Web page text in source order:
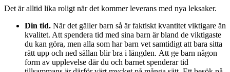
Det är alltid lika roligt när det kommer leverans med nya leksaker.
Din tid. När det gäller barn så är faktiskt kvantitet viktigare än
kvalitet. Att spendera tid med sina barn är bland de viktigaste
du kan göra, men alla som har barn vet samtidigt att bara sitta
rätt upp och ned sällan blir bra i längden. Att ge barn någon
form av upplevelse där du och barnet spenderar tid